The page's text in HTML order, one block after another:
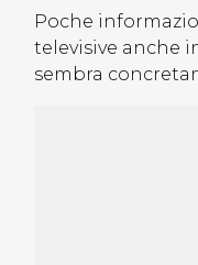
Poche
televisive anche
sembra